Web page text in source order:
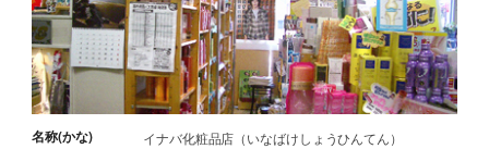
名称(かな) イナバ化粧品店（いなばけしょうひんてん）